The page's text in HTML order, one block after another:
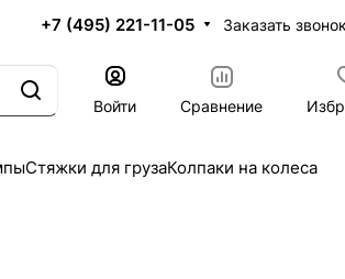
+7 (495) 221-11-05 Заказать звонок
Войти
Сравнение
Стяжки для грузаКолпаки на колеса